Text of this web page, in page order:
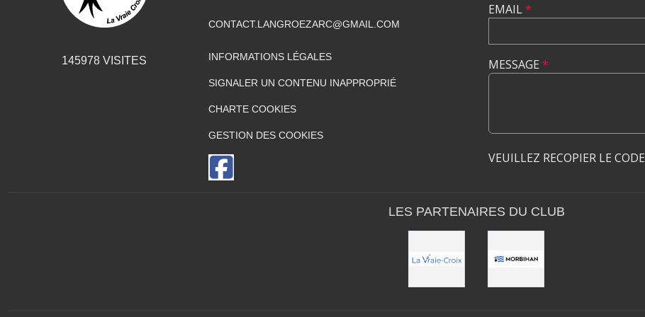
145978 VISITES
CONTACT.LANGROEZARC@GMAIL.COM
INFORMATIONS LÉGALES
SIGNALER UN CONTENU INAPPROPRIÉ
CHARTE COOKIES
GESTION DES COOKIES
EMAIL*
MESSAGE *
VEUILLEZ RECOPIER LE CODE
LES PARTENAIRES DU CLUB